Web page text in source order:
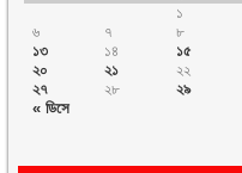
« ডিসে
১
৬
৭ ৮
১৩
১৪ ১৫
২০
২১ ২২
২৭
২৮ ২৯